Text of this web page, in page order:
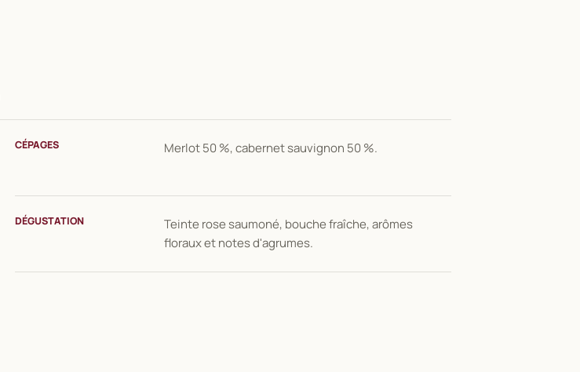
CÉPAGES Merlot 50 %, cabernet sauvignon 50 %.
DÉGUSTATION
Teinte rose saumoné, bouche fraîche, arômes
floraux et notes d'agrumes.